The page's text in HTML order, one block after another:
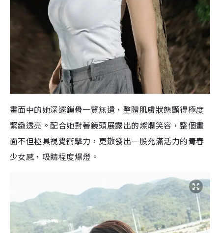
畫面中的她深邃鎖骨一覽無遺，整體肌膚狀態顯得極度
緊緻透亮。配合她對著鏡頭展露出的燦爛笑容，整個畫
面不但極具視覺衝擊力，更散發出一股充滿活力的青春
少女感，吸睛程度爆燈。